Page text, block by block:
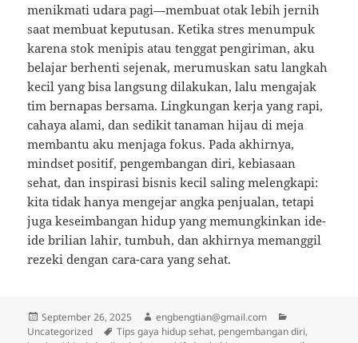
menikmati udara pagi—membuat otak lebih jernih
saat membuat keputusan. Ketika stres menumpuk
karena stok menipis atau tenggat pengiriman, aku
belajar berhenti sejenak, merumuskan satu langkah
kecil yang bisa langsung dilakukan, lalu mengajak
tim bernapas bersama. Lingkungan kerja yang rapi,
cahaya alami, dan sedikit tanaman hijau di meja
membantu aku menjaga fokus. Pada akhirnya,
mindset positif, pengembangan diri, kebiasaan
sehat, dan inspirasi bisnis kecil saling melengkapi:
kita tidak hanya mengejar angka penjualan, tetapi
juga keseimbangan hidup yang memungkinkan ide-
ide brilian lahir, tumbuh, dan akhirnya memanggil
rezeki dengan cara-cara yang sehat.
Posted
on
September 26, 2025 Author
engbengtian@gmail.com
Uncategorized
Tags
Tips gaya hidup sehat, pengembangan diri,